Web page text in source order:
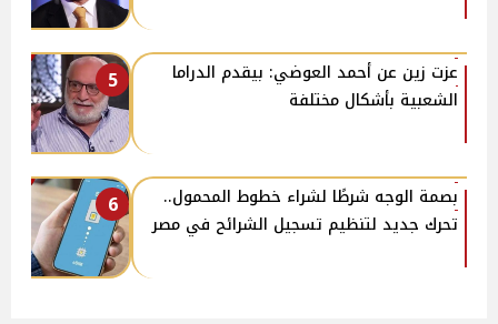
5
عزت زين عن أحمد العوضي: بيقدم الدراما
الشعبية بأشكال مختلفة
6
بصمة الوجه شرطًا لشراء خطوط المحمول..
تحرك جديد لتنظيم تسجيل الشرائح في مصر